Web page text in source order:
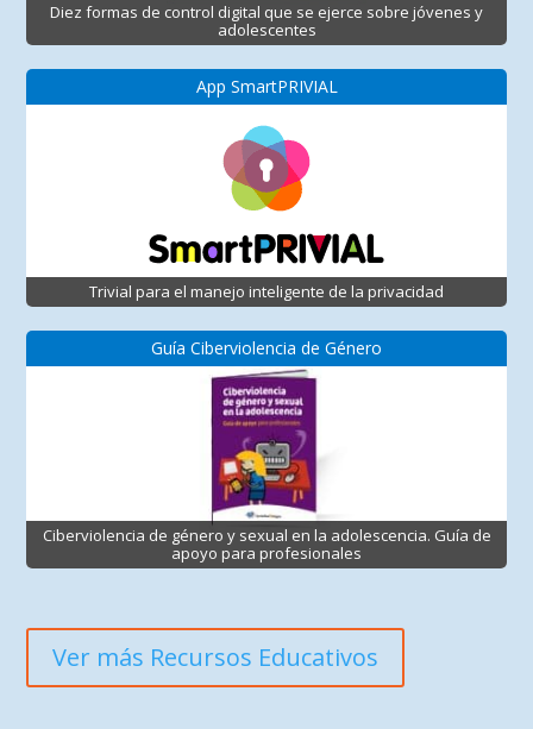
Diez formas de control digital que se ejerce sobre jóvenes y
adolescentes
App SmartPRIVIAL
Trivial para el manejo inteligente de la privacidad
Guía Ciberviolencia de Género
Ciberviolencia de género y sexual en la adolescencia. Guía de
apoyo para profesionales
Ver más Recursos Educativos